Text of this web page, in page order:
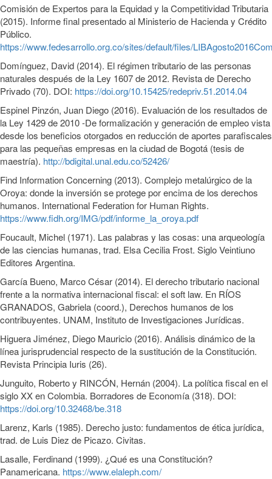
Comisión de Expertos para la Equidad y la Competitividad Tributaria
(2015). Informe final presentado al Ministerio de Hacienda y Crédito
Público.
https://www.fedesarrollo.org.co/sites/default/files/
Domínguez, David (2014). El régimen tributario de las personas
naturales después de la Ley 1607 de 2012. Revista de Derecho
Privado (70). DOI: https://doi.org/10.15425/redepriv.51.2014.04
Espinel Pinzón, Juan Diego (2016). Evaluación de los resultados de
la Ley 1429 de 2010 -De formalización y generación de empleo vista
desde los beneficios otorgados en reducción de aportes parafiscales
para las pequeñas empresas en la ciudad de Bogotá (tesis de
maestría). http://bdigital.unal.edu.co/52426/
Find Information Concerning (2013). Complejo metalúrgico de la
Oroya: donde la inversión se protege por encima de los derechos
humanos. International Federation for Human Rights.
https://www.fidh.org/IMG/pdf/informe_la_oroya.pdf
Foucault, Michel (1971). Las palabras y las cosas: una arqueología
de las ciencias humanas, trad. Elsa Cecilia Frost. Siglo Veintiuno
Editores Argentina.
García Bueno, Marco César (2014). El derecho tributario nacional
frente a la normativa internacional fiscal: el soft law. En RÍOS
GRANADOS, Gabriela (coord.), Derechos humanos de los
contribuyentes. UNAM, Instituto de Investigaciones Jurídicas.
Higuera Jiménez, Diego Mauricio (2016). Análisis dinámico de la
línea jurisprudencial respecto de la sustitución de la Constitución.
Revista Principia Iuris (26).
Junguito, Roberto y RINCÓN, Hernán (2004). La política fiscal en el
siglo XX en Colombia. Borradores de Economía (318). DOI:
https://doi.org/10.32468/be.318
Larenz, Karls (1985). Derecho justo: fundamentos de ética jurídica,
trad. de Luis Diez de Picazo. Civitas.
Lasalle, Ferdinand (1999). ¿Qué es una Constitución?
Panamericana. https://www.elaleph.com/